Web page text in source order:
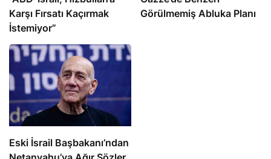
Karşı Fırsatı Kaçırmak
İstemiyor”
Görülmemiş Abluka Planı
Eski İsrail Başbakanı’ndan